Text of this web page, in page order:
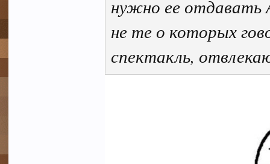
нужно ее отдавать
не те о которых
спектакль,